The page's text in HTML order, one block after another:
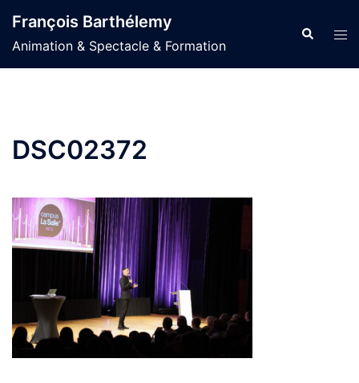
au
contenu
François Barthélemy
Animation & Spectacle & Formation
DSC02372